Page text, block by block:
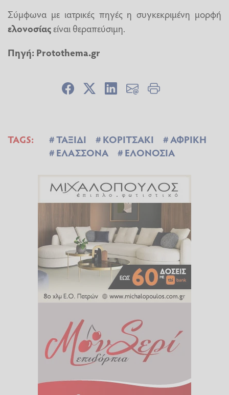
Σύμφωνα με ιατρικές πηγές η συγκεκριμένη μορφή
ελονοσίαςείναι θεραπεύσιμη.
Πηγή: Protothema.gr
TAGS: ΤΑΞΙΔΙ ΚΟΡΙΤΣΑΚΙ
ΑΦΡΙΚΗ
ΕΛΑΣΣΟΝΑ
ΕΛΟΝΟΣΙΑ